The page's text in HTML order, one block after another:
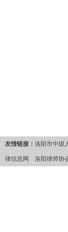
友情链接： 洛阳市中级
律信息网 洛阳律师协